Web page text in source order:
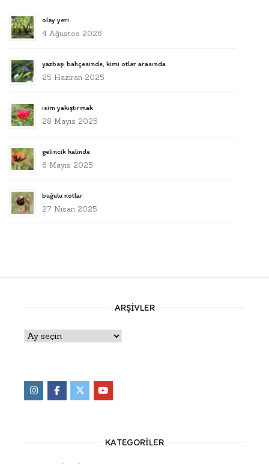
olay yeri
4 Ağustos 2026
yazbaşı bahçesinde, kimi otlar arasında
25 Haziran 2025
isim yakıştırmak
28 Mayıs 2025
gelincik halinde
6 Mayıs 2025
buğulu notlar
27 Nisan 2025
ARŞIVLER
Arşivler
KATEGORILER